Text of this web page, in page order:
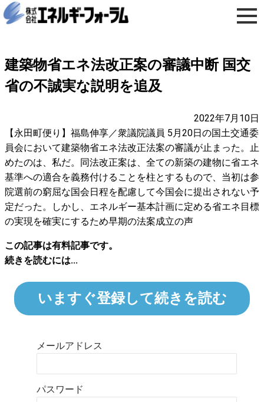
建築物省エネ法改正案の審議中断 国交
省の不誠実な説明を追及
2022年7月10日
【永田町便り】福島伸享／衆議院議員 5月20日の国土交通委
員会において建築物省エネ法改正法案の審議が止まった。止
めたのは、私だ。同法改正案は、全ての新築の建物に省エネ
基準への適合を義務付けることを柱とするもので、当初は参
院選前の窮屈な国会日程を配慮して今国会に提出されない予
定だった。しかし、エネルギー基本計画に定める省エネ目標
の実現を確実にするため早期の法案成立の声
この記事は有料記事です。
続きを読むには...
いますぐ登録して続きを読む
メールアドレス
パスワード